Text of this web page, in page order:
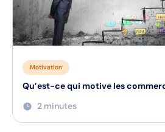
Masterclass
Motivation
Qu’est-ce qui motive les
2 minutes